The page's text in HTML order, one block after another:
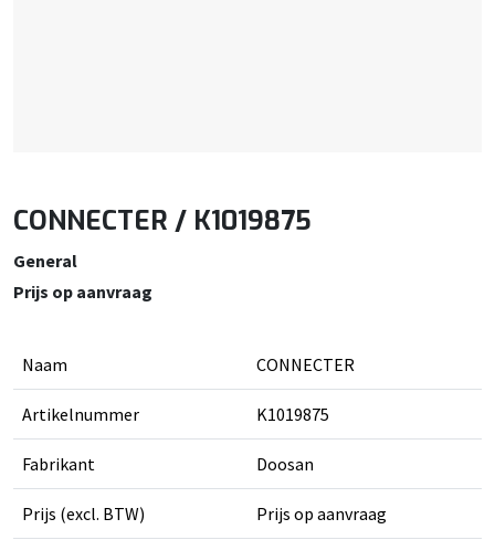
CONNECTER / K1019875
General
Prijs op aanvraag
Naam CONNECTER
Artikelnummer K1019875
Fabrikant Doosan
Prijs (excl. BTW) Prijs op aanvraag